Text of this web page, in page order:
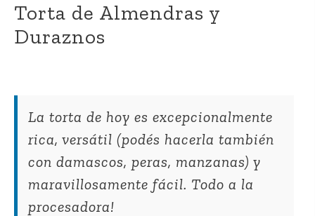
Torta de Almendras y
Duraznos
La torta de hoy es excepcionalmente
rica, versátil (podés hacerla también
con damascos, peras, manzanas) y
maravillosamente fácil. Todo a la
procesadora!